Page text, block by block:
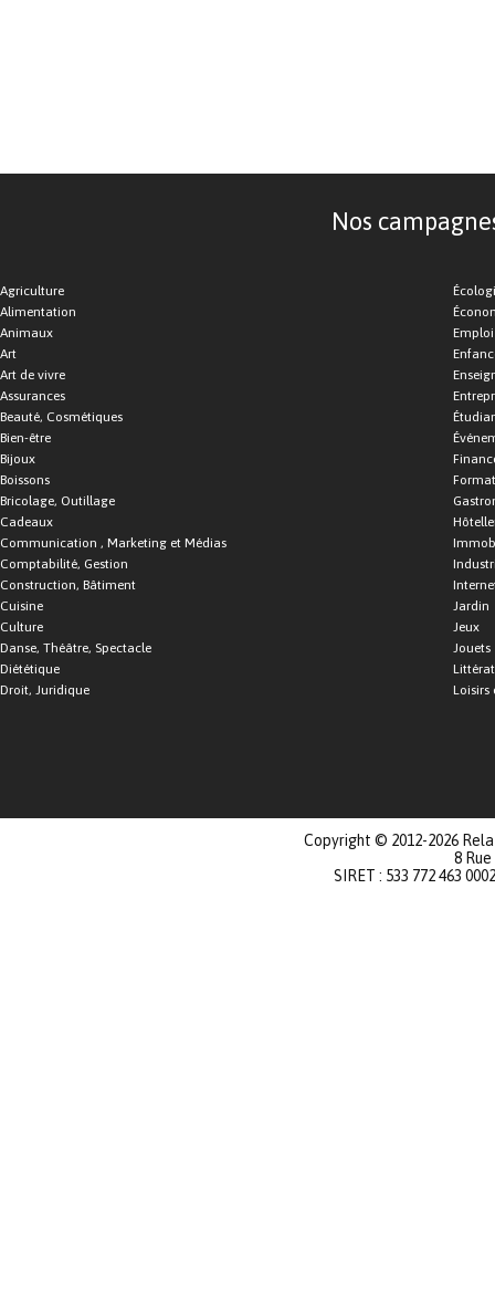
Nos
Agriculture
Alimentation
Animaux
Art
Art de vivre
Assurances
Beauté, Cosmétiques
Bien-être
Bijoux
Boissons
Bricolage, Outillage
Cadeaux
Communication , Marketing et Médias
Comptabilité, Gestion
Construction, Bâtiment
Cuisine
Culture
Danse, Théâtre, Spectacle
Diététique
Droit, Juridique
Emploi
Jardin
Jeux
Jouets
Loisirs
Copyright © 2012-2026
8
SIRET : 533 772 463